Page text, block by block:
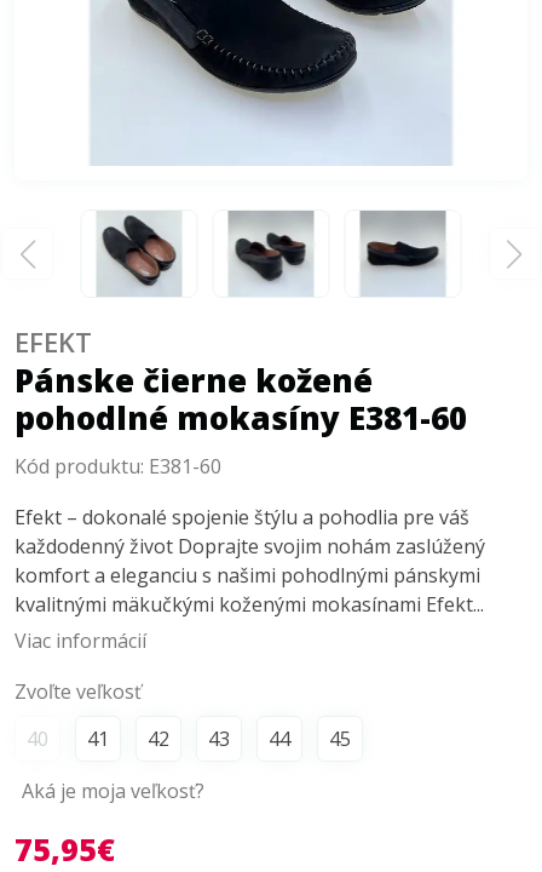
Pánske čierne kožené
pohodlné mokasíny E381-60
EFEKT
Kód produktu: E381-60
Efekt – dokonalé spojenie štýlu a pohodlia pre váš
každodenný život Doprajte svojim nohám zaslúžený
komfort a eleganciu s našimi pohodlnými pánskymi
kvalitnými mäkučkými koženými mokasínami Efekt...
Viac informácií
Zvoľte veľkosť
40
41 42 43 44
45
Aká je moja veľkosť?
75,95€